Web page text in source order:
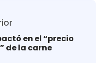
en el “precio
de la carne